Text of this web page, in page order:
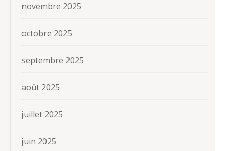
novembre 2025
octobre 2025
septembre 2025
août 2025
juillet 2025
juin 2025